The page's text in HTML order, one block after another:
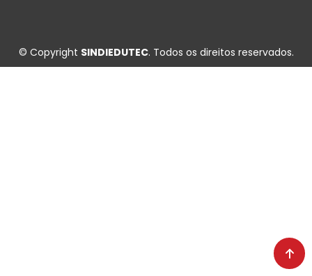
© Copyright SINDIEDUTEC. Todos os direitos reservados.